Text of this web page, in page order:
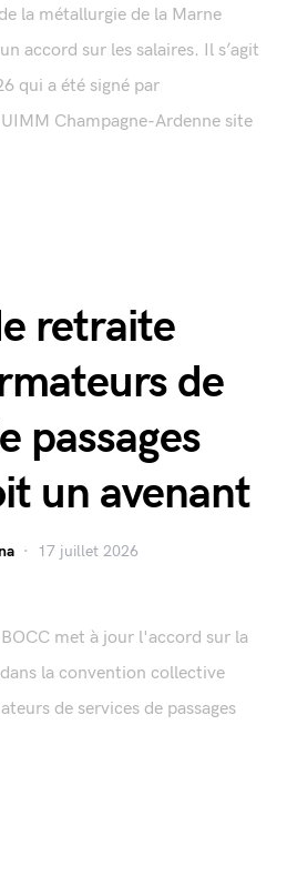
la métallurgie de la Marne
accord sur les salaires. Il s’agit
qui a été signé par
Champagne-Ardenne site
retraite
de
passages
un avenant
17 juillet 2026
met à jour l'accord sur la
la convention collective
de services de passages